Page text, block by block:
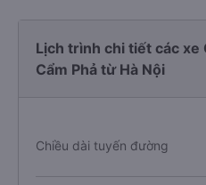
Lịch trình chi tiết các xe
Cẩm Phả từ Hà Nội
Chiều dài tuyến đường